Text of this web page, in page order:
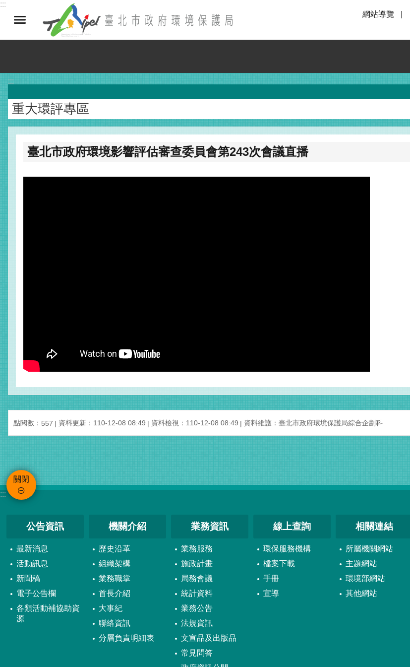
跳到主要內容區塊
:::
網站導覽
:::
重大環評專區
臺北市政府環境影響評估審查委員會第243次會議直播
點閱數： 557 資料更新：110-12-08 08:49 資料檢視：110-12-08 08:49 資料維護：臺北市政府環境保護局綜合企劃科
關閉
:::
公告資訊
最新消息
活動訊息
新聞稿
電子公告欄
各類活動補協助資
源
機關介紹
歷史沿革
組織架構
業務職掌
首長介紹
大事紀
聯絡資訊
分層負責明細表
業務資訊
業務服務
施政計畫
局務會議
統計資料
業務公告
法規資訊
文宣品及出版品
常見問答
線上查詢
環保服務機構
檔案下載
手冊
宣導
相關連結
所屬機關網站
主題網站
環境部網站
其他網站